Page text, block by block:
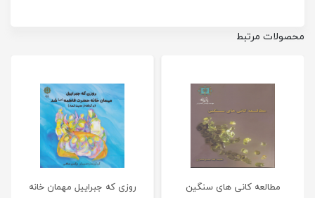
محصولات مرتبط
مطالعه کانی های سنگین
روزی که جبراییل مهمان خانه